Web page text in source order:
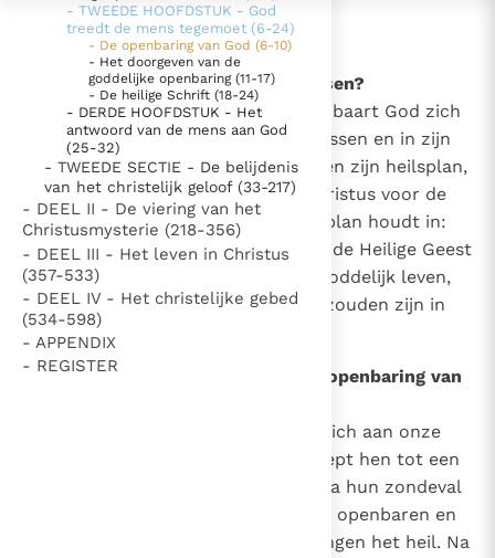
Documenten
Berichten
Denzinger
Over RK Documenten
Nieuwsbrief
Gebruiksvoorwaarden
Nieuwste Documenten
5. Het gebed van de Kerk
In Christus wordt onze honger vervuld
Leer de kostbare parel van Gods koninkrijk te
herkennen
Gods Koninkrijk groeit stilletjes door liefde, niet door
dwang
De mystiek. De mystieke verschijnselen en de
Het Vaticaan publiceert een nieuwe Latijnse uitgave
Vaticaanse financiële waakhond verliest autonomie
Paus spreekt het Wereldvoedselprogramma toe
- TWEEDE HOOFDSTUK - God
treedt de mens tegemoet (6-24)
- De openbaring van God (6-10)
- Het doorgeven van de
goddelijke openbaring (11-17)
- De heilige Schrift (18-24)
- DERDE HOOFDSTUK - Het
antwoord van de mens aan God
(25-32)
- TWEEDE SECTIE - De belijdenis
van het christelijk geloof (33-217)
- DEEL II - De viering van het
Christusmysterie (218-356)
- DEEL III - Het leven in Christus
(357-533)
- DEEL IV - Het christelijke gebed
(534-598)
- APPENDIX
- REGISTER
- De openbaring van God (6-10)
Wat openbaart God aan de mensen?
In zijn goedheid en wijsheid openbaart God zich
aan de mensen. In de gebeurtenissen en in zijn
woorden openbaart Hij zichzelf en zijn heilsplan,
dat Hij van alle eeuwigheid in Christus voor de
mensheid heeft vastgesteld. Dit plan houdt in:
alle mensen door de genade van de Heilige Geest
deelgenoten te maken aan zijn goddelijk leven,
opdat zij aangenomen kinderen zouden zijn in
zijn eniggeboren Zoon.
7
Wat zijn de eerste fases van de openbaring van
Vanaf het begin openbaart God zich aan onze
stamouders, Adam en Eva, en roept hen tot een
innige gemeenschap met Hem. Na hun zondeval
houdt Hij niet op zich aan hen te openbaren en
belooft Hij voor al hun nakomelingen het heil. Na